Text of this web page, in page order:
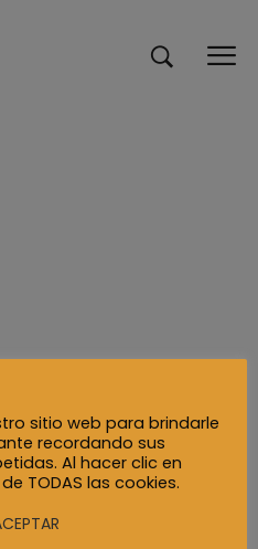
sitio web para brindarle
recordando sus
Al hacer clic en
TODAS las cookies.